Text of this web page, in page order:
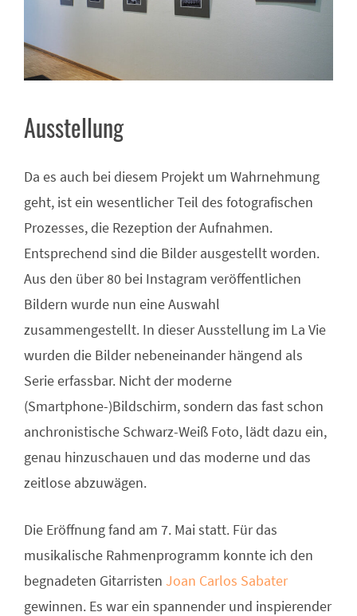
Ausstellung
Da es auch bei diesem Projekt um Wahrnehmung
geht, ist ein wesentlicher Teil des fotografischen
Prozesses, die Rezeption der Aufnahmen.
Entsprechend sind die Bilder ausgestellt worden.
Aus den über 80 bei Instagram veröffentlichen
Bildern wurde nun eine Auswahl
zusammengestellt. In dieser Ausstellung im La Vie
wurden die Bilder nebeneinander hängend als
Serie erfassbar. Nicht der moderne
(Smartphone-)Bildschirm, sondern das fast schon
anchronistische Schwarz-Weiß Foto, lädt dazu ein,
genau hinzuschauen und das moderne und das
zeitlose abzuwägen.
Die Eröffnung fand am 7. Mai statt. Für das
musikalische Rahmenprogramm konnte ich den
begnadeten Gitarristen Joan Carlos Sabater
gewinnen. Es war ein spannender und inspierender